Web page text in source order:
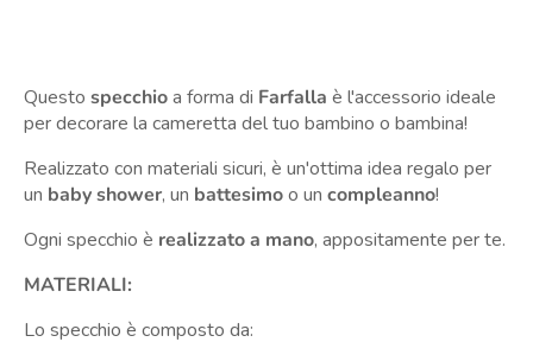
Questo specchioa forma di Farfalla è l'accessorio ideale
per decorare la cameretta del tuo bambino o bambina!
Realizzato con materiali sicuri, è un'ottima idea regalo per
un baby shower, un battesimoo un compleanno!
Ogni specchio è realizzato a mano, appositamente per te.
MATERIALI:
Lo specchio è composto da: